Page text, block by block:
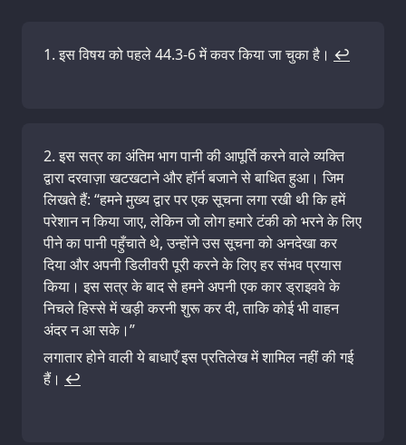
इस विषय को पहले 44.3-6 में कवर किया जा चुका है। ↩
इस सत्र का अंतिम भाग पानी की आपूर्ति करने वाले व्यक्ति
द्वारा दरवाज़ा खटखटाने और हॉर्न बजाने से बाधित हुआ। जिम
लिखते हैं: “हमने मुख्य द्वार पर एक सूचना लगा रखी थी कि हमें
परेशान न किया जाए, लेकिन जो लोग हमारे टंकी को भरने के लिए
पीने का पानी पहुँचाते थे, उन्होंने उस सूचना को अनदेखा कर
दिया और अपनी डिलीवरी पूरी करने के लिए हर संभव प्रयास
किया। इस सत्र के बाद से हमने अपनी एक कार ड्राइववे के
निचले हिस्से में खड़ी करनी शुरू कर दी, ताकि कोई भी वाहन
अंदर न आ सके।”
लगातार होने वाली ये बाधाएँ इस प्रतिलेख में शामिल नहीं की गई
हैं। ↩